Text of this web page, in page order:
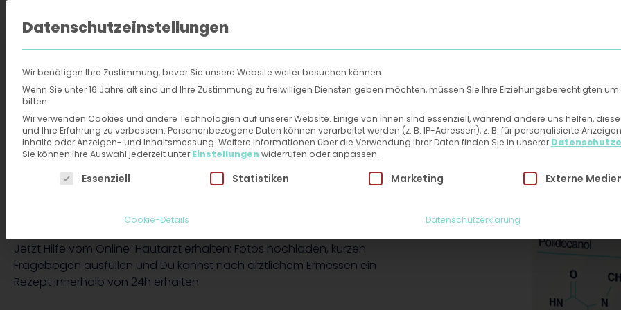
Online-Hautarzt› Rezepte Polidocanol
Polidocanol: Rezept vom
Online-Hautarzt in
Minuten anfragen
Jetzt Hilfe vom Online-Hautarzt erhalten: Fotos hochladen, kurzen
Fragebogen ausfüllen und Du kannst nach ärztlichem Ermessen ein
Rezept innerhalb von 24h erhalten
Datenschutzeinstellungen
Wir benötigen Ihre Zustimmung, bevor Sie unsere Website weiter besuchen können.
Wenn Sie unter 16 Jahre alt sind und Ihre Zustimmung zu freiwilligen Diensten geben möchten, müssen Sie Ihre Erziehungsberechtigten um
bitten.
Wir verwenden Cookies und andere Technologien auf unserer Website. Einige von ihnen sind essenziell, während andere uns helfen,
und Ihre Erfahrung zu verbessern. Personenbezogene Daten können verarbeitet werden (z. B. IP-Adressen), z. B. für personalisierte
Inhalte oder Anzeigen- und Inhaltsmessung. Weitere Informationen über die Verwendung Ihrer Daten finden Sie in unserer
Sie können Ihre Auswahl jederzeit unterEinstellungen widerrufen oder anpassen.
Es folgt eine Liste der Service-Gruppen, für die eine Einwilligung erteilt werden kann. Die erste Service-
Essenziell Statistiken Marketing Externe
Cookie-Details Datenschutzerklärung